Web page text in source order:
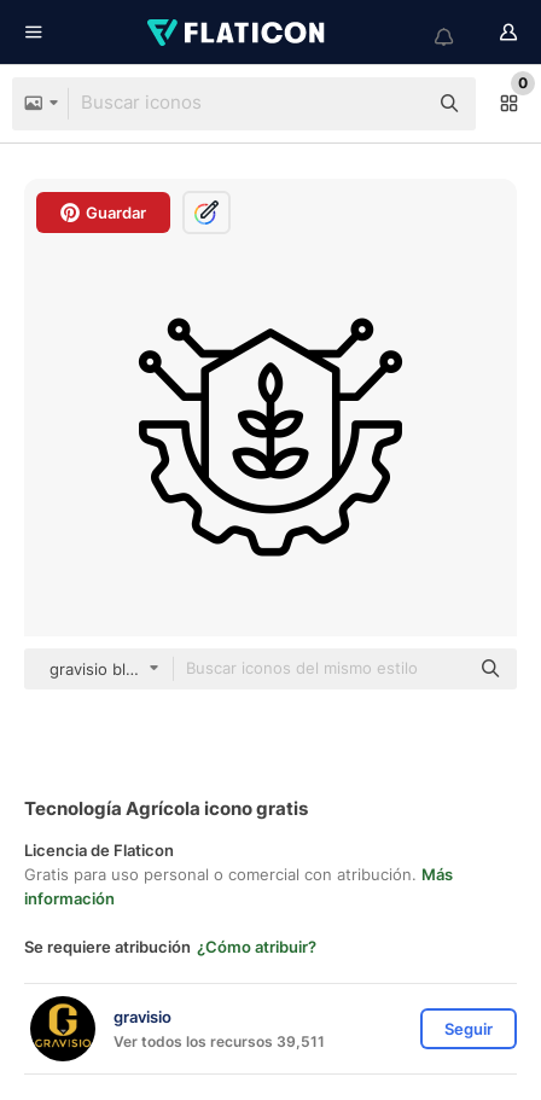
0
Guardar
gravisio black outline
Tecnología Agrícola icono gratis
Licencia de Flaticon
Gratis para uso personal o comercial con atribución. Más
información
Se requiere atribución ¿Cómo atribuir?
gravisio
Ver todos los recursos 39,511
Seguir